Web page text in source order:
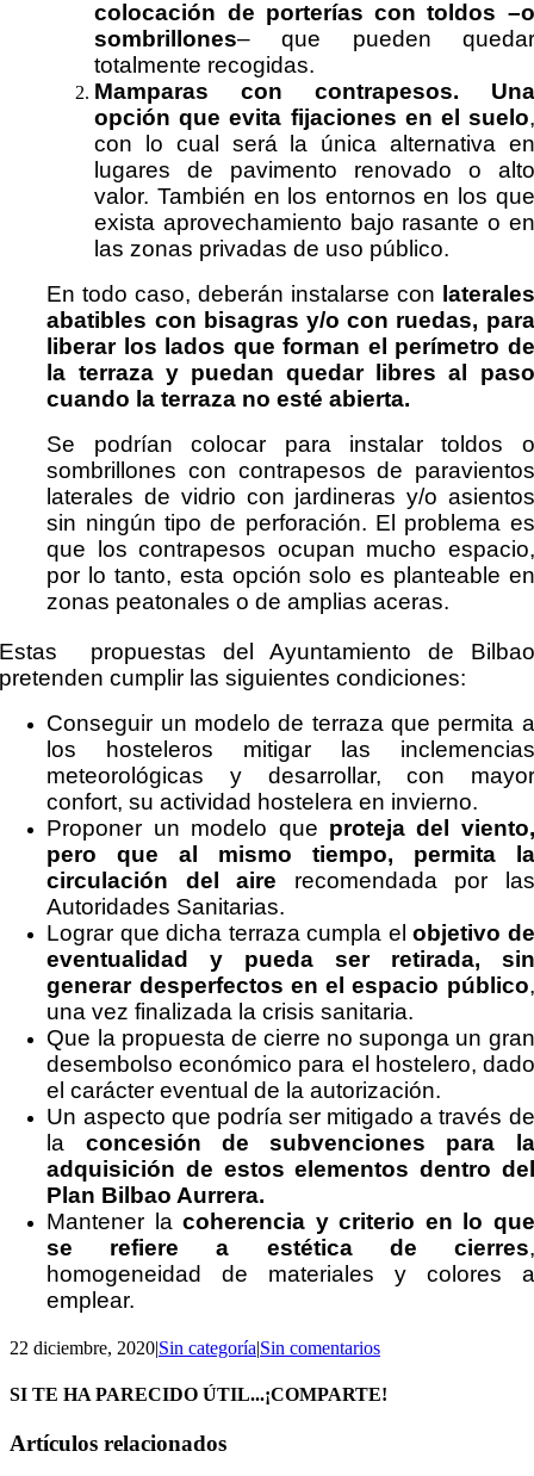
colocación de porterías con toldos –o
sombrillones– que pueden quedar
totalmente recogidas.
Mamparas con contrapesos. Una
opción que evita fijaciones en el suelo,
con lo cual será la única alternativa en
lugares de pavimento renovado o alto
valor. También en los entornos en los que
exista aprovechamiento bajo rasante o en
las zonas privadas de uso público.
En todo caso, deberán instalarse con laterales
abatibles con bisagras y/o con ruedas, para
liberar los lados que forman el perímetro de
la terraza y puedan quedar libres al paso
cuando la terraza no esté abierta.
Se podrían colocar para instalar toldos o
sombrillones con contrapesos de paravientos
laterales de vidrio con jardineras y/o asientos
sin ningún tipo de perforación. El problema es
que los contrapesos ocupan mucho espacio,
por lo tanto, esta opción solo es planteable en
zonas peatonales o de amplias aceras.
Estas propuestas del Ayuntamiento de Bilbao
pretenden cumplir las siguientes condiciones:
Conseguir un modelo de terraza que permita a
los hosteleros mitigar las inclemencias
meteorológicas y desarrollar, con mayor
confort, su actividad hostelera en invierno.
Proponer un modelo que proteja del viento,
pero que al mismo tiempo, permita la
circulación del aire recomendada por las
Autoridades Sanitarias.
Lograr que dicha terraza cumpla elobjetivo de
eventualidad y pueda ser retirada, sin
generar desperfectos en el espacio público,
una vez finalizada la crisis sanitaria.
Que la propuesta de cierre no suponga un gran
desembolso económico para el hostelero, dado
el carácter eventual de la autorización.
Un aspecto que podría ser mitigado a través de
la concesión de subvenciones para la
adquisición de estos elementos dentro del
Plan Bilbao Aurrera.
Mantener lacoherencia y criterio en lo que
se refiere a estética de cierres,
homogeneidad de materiales y colores a
emplear.
22 diciembre, 2020|Sin categoría|Sin comentarios
SI TE HA PARECIDO ÚTIL...¡COMPARTE!
Facebook
X
LinkedIn
WhatsApp
Correo
Artículos relacionados